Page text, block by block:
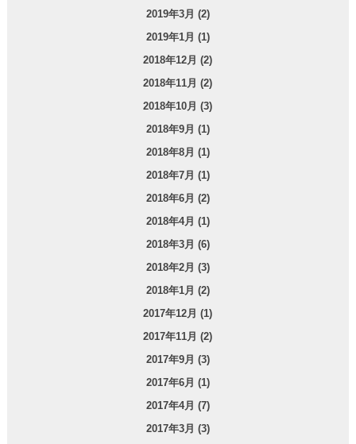
2019年3月 (2)
2019年1月 (1)
2018年12月 (2)
2018年11月 (2)
2018年10月 (3)
2018年9月 (1)
2018年8月 (1)
2018年7月 (1)
2018年6月 (2)
2018年4月 (1)
2018年3月 (6)
2018年2月 (3)
2018年1月 (2)
2017年12月 (1)
2017年11月 (2)
2017年9月 (3)
2017年6月 (1)
2017年4月 (7)
2017年3月 (3)